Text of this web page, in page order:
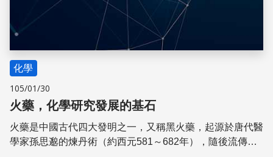
化學
105/01/30
火藥，化學研究發展的基石
火藥是中國古代四大發明之一，又稱黑火藥，起源於唐代醫
學家孫思邈的煉丹術（約西元581～682年），隨後流傳至